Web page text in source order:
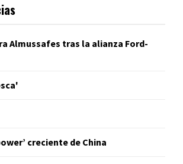
Almussafes tras la alianza Ford-
creciente de China